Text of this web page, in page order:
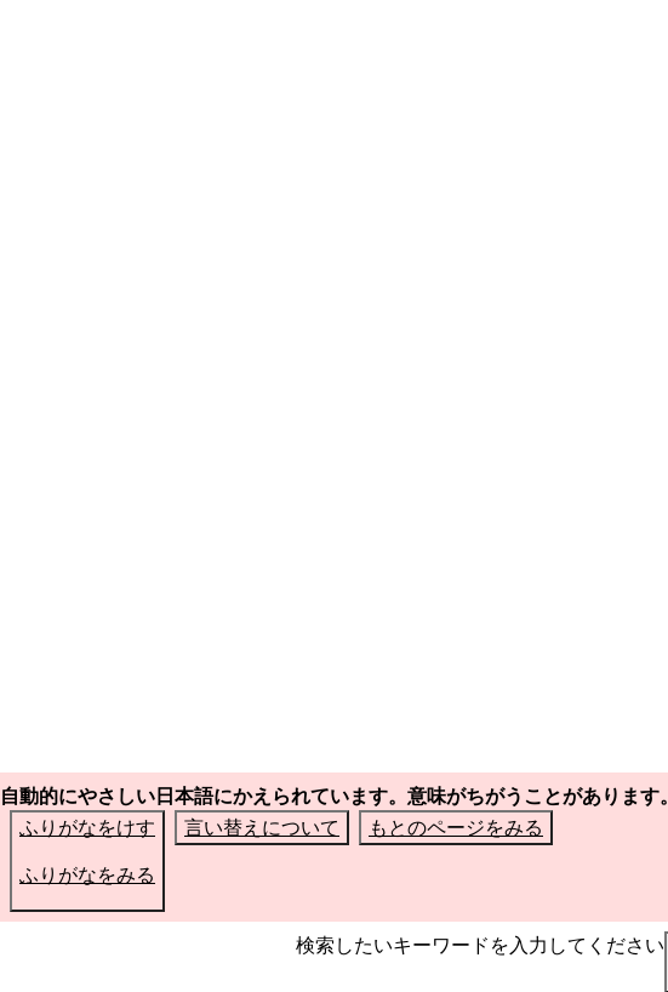
自動的にやさしい日本語にかえられています。意味がちがうことがあります。
ふりがなをけす
ふりがなをみる
言い替えについて もとのページをみる
検索したいキーワードを入力してください